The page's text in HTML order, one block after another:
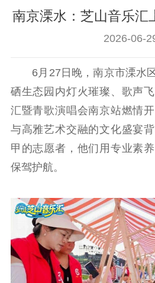
首页
江苏要
公示公
通知公告 信息公开
信息公开年度报
告
理论武
理论学习 宣传宣讲
哲学社
社科强省 工作通知
南京溧水：芝山音乐汇
2026-06-
6月27日晚，南京市溧水区
硒生态园内灯火璀璨、歌声
汇暨青歌演唱会南京站燃情
与高雅艺术交融的文化盛宴
甲的志愿者，他们用专业素
保驾护航。